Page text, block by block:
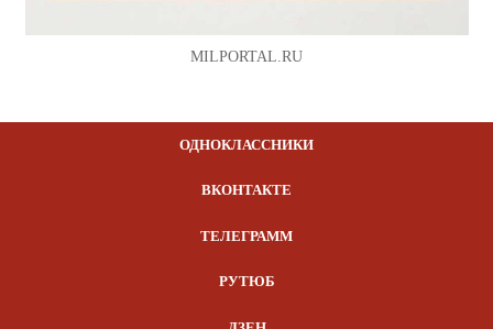
MILPORTAL.RU
ОДНОКЛАССНИКИ
ВКОНТАКТЕ
ТЕЛЕГРАММ
РУТЮБ